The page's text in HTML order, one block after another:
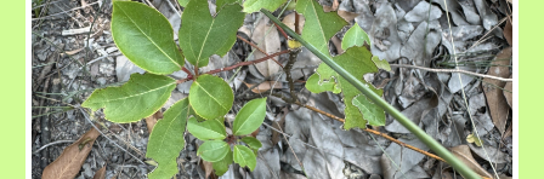
Cinnamomum camphora
花期：4 - 5 月
果期：10 - 11 月